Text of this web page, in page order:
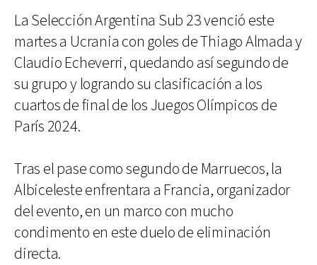
La Selección Argentina Sub 23 venció este
martes a Ucrania con goles de Thiago Almada y
Claudio Echeverri, quedando así segundo de
su grupo y logrando su clasificación a los
cuartos de final de los Juegos Olímpicos de
París 2024.
Tras el pase como segundo de Marruecos, la
Albiceleste enfrentara a Francia, organizador
del evento, en un marco con mucho
condimento en este duelo de eliminación
directa.